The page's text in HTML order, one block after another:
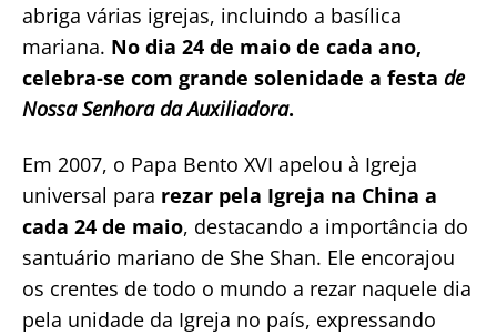
abriga várias igrejas, incluindo a basílica
mariana. No dia 24 de maio de cada ano,
celebra-se com grande solenidade a festa de
Nossa Senhora da Auxiliadora.
Em 2007, o Papa Bento XVI apelou à Igreja
universal para rezar pela Igreja na China a
cada 24 de maio, destacando a importância do
santuário mariano de She Shan. Ele encorajou
os crentes de todo o mundo a rezar naquele dia
pela unidade da Igreja no país, expressando